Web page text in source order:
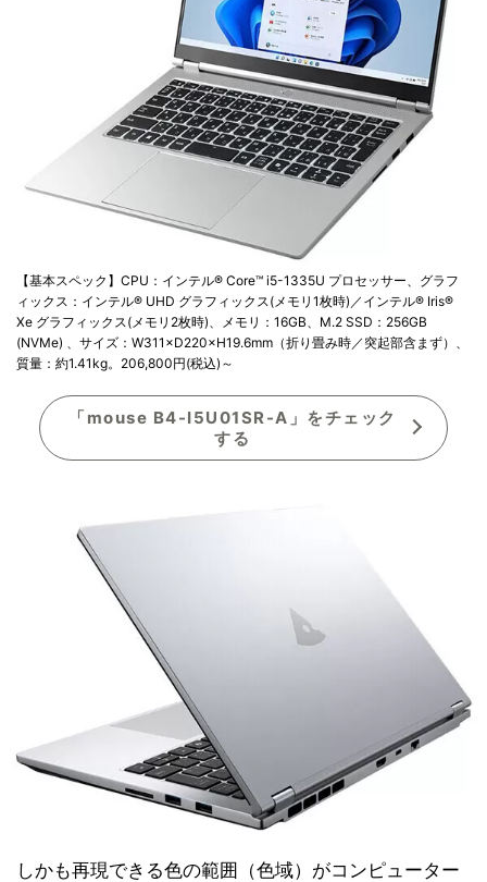
【基本スペック】CPU：インテル® Core™ i5-1335U プロセッサー、グラフ
ィックス：インテル® UHD グラフィックス(メモリ1枚時)／インテル® Iris®
Xe グラフィックス(メモリ2枚時)、メモリ：16GB、M.2 SSD：256GB
(NVMe) 、サイズ：W311×D220×H19.6mm（折り畳み時／突起部含まず）、
質量：約1.41kg。206,800円(税込)～
「mouse B4-I5U01SR-A」をチェック
する
しかも再現できる色の範囲（色域）がコンピューター